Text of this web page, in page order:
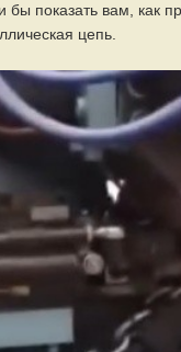
бы показать вам, как
цепь.